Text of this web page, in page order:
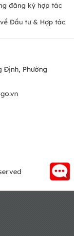
đăng ký hợp tác
Đầu tư & Hợp tác
Định, Phường